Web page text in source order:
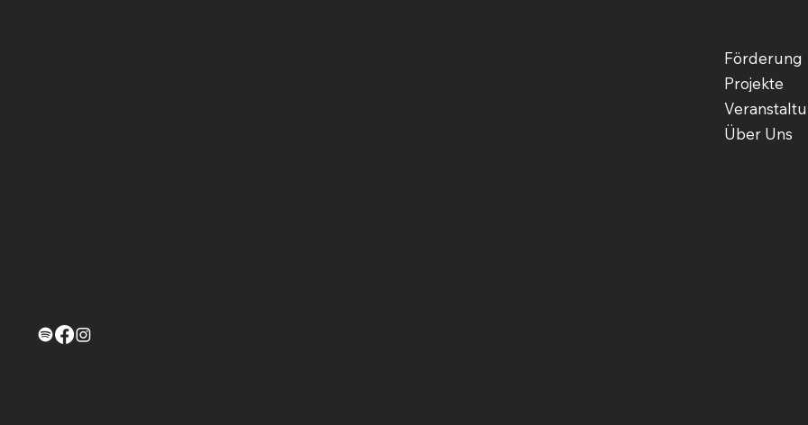
Förderung
Projekte
Über Uns